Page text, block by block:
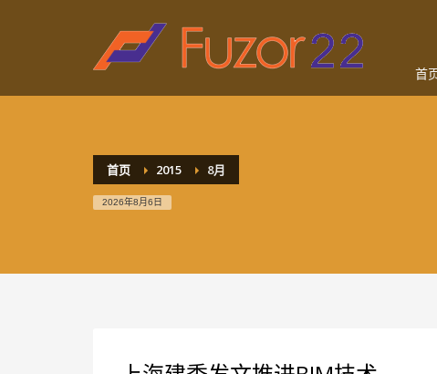
HOW TO SHOP
1 Login or create new account.
首
首页 2015 8月
2026年8月6日